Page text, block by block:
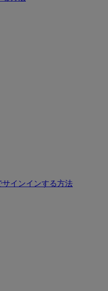
サインインする方法